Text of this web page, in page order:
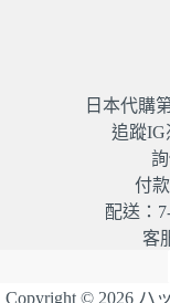
日本代購
追蹤IG
付
配送：
客
Copyright © 2026 ハ